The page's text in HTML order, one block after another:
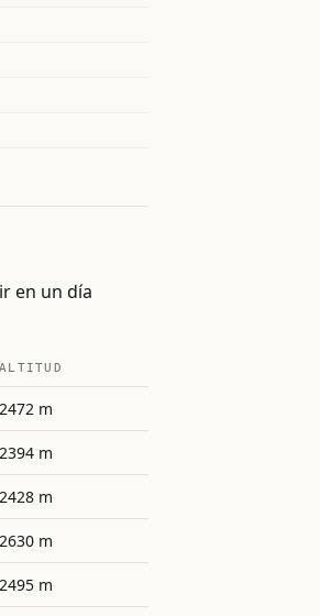
en un día
ALTITUD
2472 m
2394 m
2428 m
2630 m
2495 m